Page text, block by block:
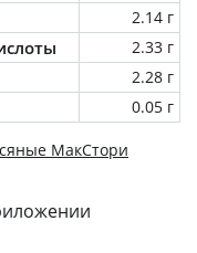
2.14 г
2.33 г
2.28 г
0.05 г
МакСтори